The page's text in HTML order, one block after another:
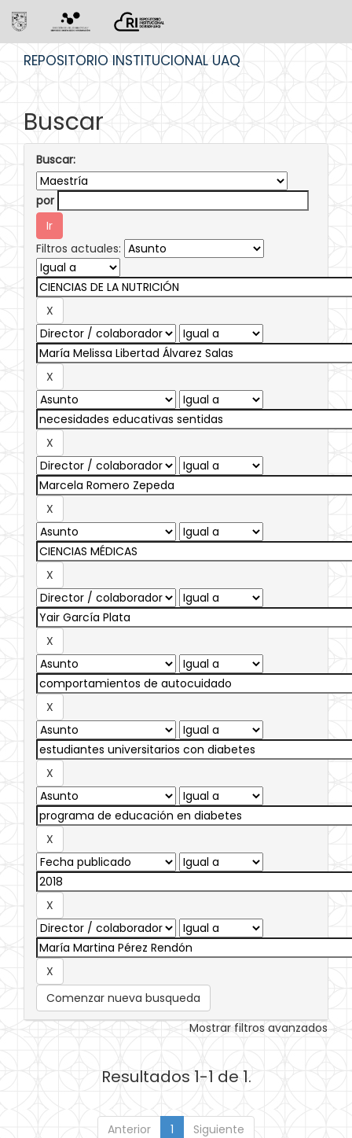
REPOSITORIO INSTITUCIONAL UAQ
Buscar
Buscar:
por
Filtros actuales:
Comenzar nueva busqueda
Mostrar filtros avanzados
Resultados 1-1 de 1.
Anterior 1 Siguiente